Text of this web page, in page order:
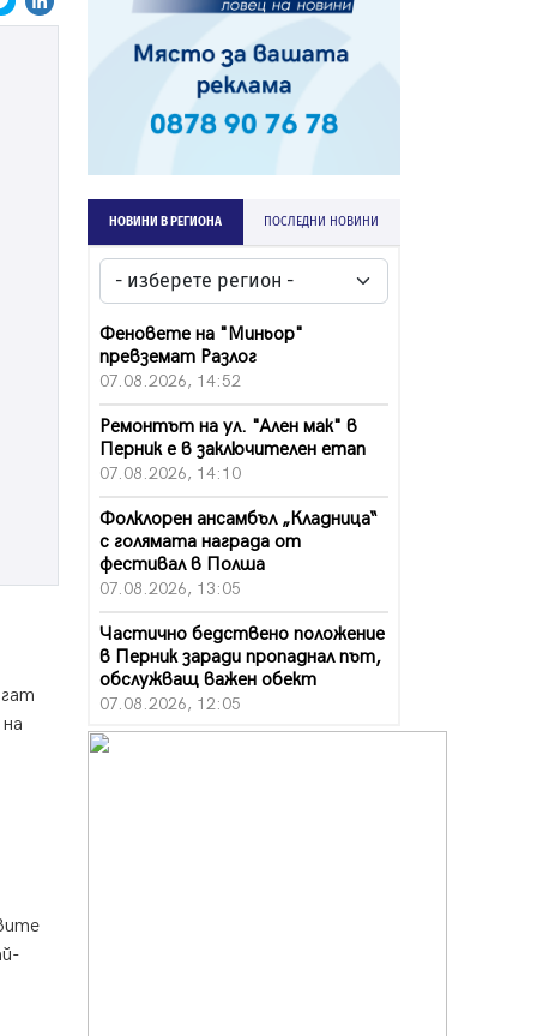
НОВИНИ В РЕГИОНА ПОСЛЕДНИ НОВИНИ
Феновете на "Миньор"
превземат Разлог
07.08.2026, 14:52
Ремонтът на ул. "Ален мак" в
Перник е в заключителен етап
07.08.2026, 14:10
Фолклорен ансамбъл „Кладница“
с голямата награда от
фестивал в Полша
07.08.2026, 13:05
Частично бедствено положение
в Перник заради пропаднал път,
обслужващ важен обект
07.08.2026, 12:05
Да отговорим на жегите с филм